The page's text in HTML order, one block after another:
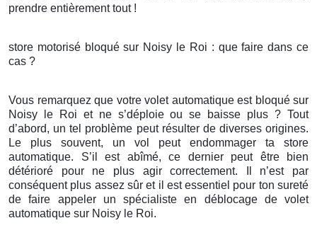
prendre entièrement tout !
store motorisé bloqué sur Noisy le Roi : que faire dans ce
cas ?
Vous remarquez que votre volet automatique est bloqué sur
Noisy le Roi et ne s’déploie ou se baisse plus ? Tout
d’abord, un tel problème peut résulter de diverses origines.
Le plus souvent, un vol peut endommager ta store
automatique. S’il est abîmé, ce dernier peut être bien
détérioré pour ne plus agir correctement. Il n’est par
conséquent plus assez sûr et il est essentiel pour ton sureté
de faire appeler un spécialiste en déblocage de volet
automatique sur Noisy le Roi.